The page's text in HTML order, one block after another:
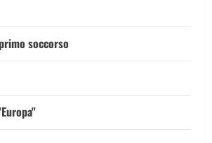
soccorso